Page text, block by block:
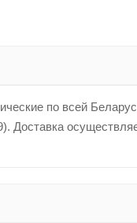
по всей
Доставка